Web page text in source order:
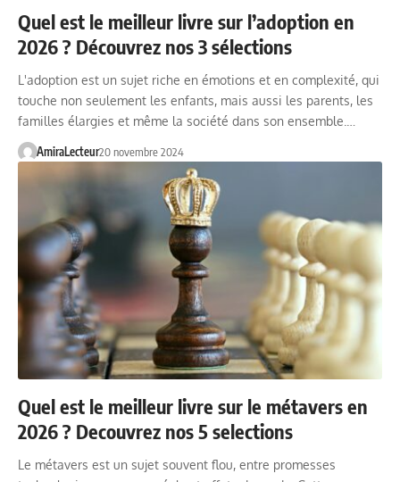
Quel est le meilleur livre sur l’adoption en
2026 ? Découvrez nos 3 sélections
L'adoption est un sujet riche en émotions et en complexité, qui
touche non seulement les enfants, mais aussi les parents, les
familles élargies et même la société dans son ensemble.…
AmiraLecteur20 novembre 2024
Quel est le meilleur livre sur le métavers en
2026 ? Decouvrez nos 5 selections
Le métavers est un sujet souvent flou, entre promesses